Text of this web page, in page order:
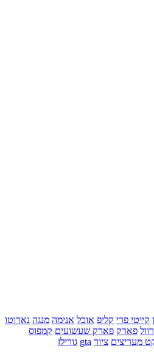
קייטי פרי קליפ אוכל אנימה מנגה נארוטו
פארק פארק שעשועים קמפוס
מעריצים ציור gta גורילז